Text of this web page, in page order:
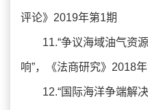
评论》2019年第1期
11.“争议海域油气资
响”，《法商研究》2018
12.“国际海洋争端解